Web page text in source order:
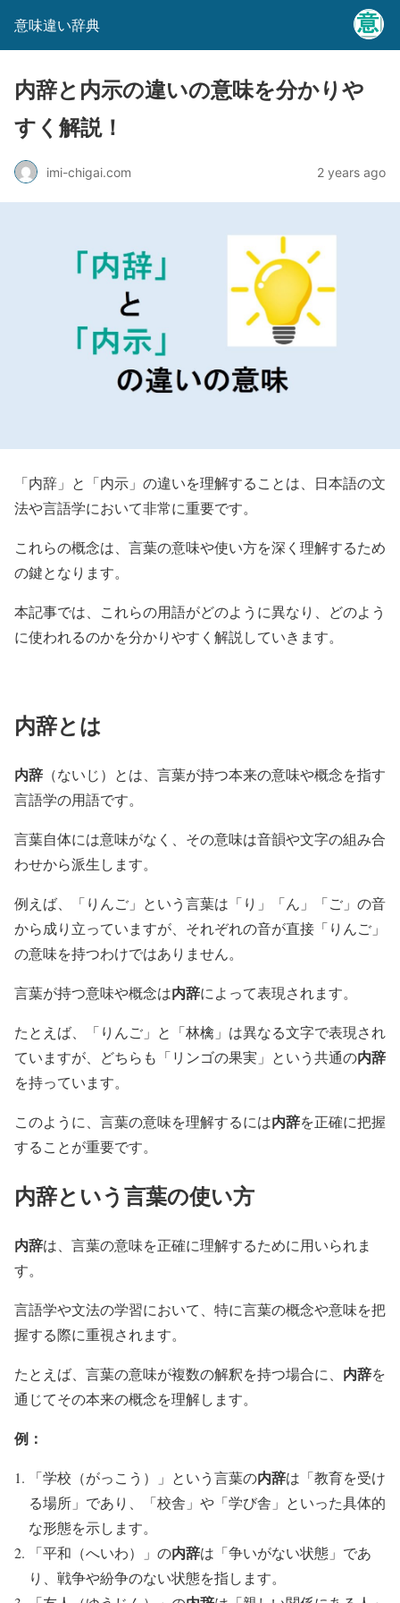
意味違い辞典
内辞と内示の違いの意味を分かりや
すく解説！
imi-chigai.com 2 years ago
「内辞」と「内示」の違いを理解することは、日本語の文
法や言語学において非常に重要です。
これらの概念は、言葉の意味や使い方を深く理解するため
の鍵となります。
本記事では、これらの用語がどのように異なり、どのよう
に使われるのかを分かりやすく解説していきます。
内辞とは
内辞 （ないじ）とは、言葉が持つ本来の意味や概念を指す
言語学の用語です。
言葉自体には意味がなく、その意味は音韻や文字の組み合
わせから派生します。
例えば、「りんご」という言葉は「り」「ん」「ご」の音
から成り立っていますが、それぞれの音が直接「りんご」
の意味を持つわけではありません。
言葉が持つ意味や概念は内辞によって表現されます。
たとえば、「りんご」と「林檎」は異なる文字で表現され
ていますが、どちらも「リンゴの果実」という共通の内辞
を持っています。
このように、言葉の意味を理解するには内辞を正確に把握
することが重要です。
内辞という言葉の使い方
内辞は、言葉の意味を正確に理解するために用いられま
す。
言語学や文法の学習において、特に言葉の概念や意味を把
握する際に重視されます。
たとえば、言葉の意味が複数の解釈を持つ場合に、 内辞を
通じてその本来の概念を理解します。
例：
「学校（がっこう）」という言葉の内辞は「教育を受け
る場所」であり、「校舎」や「学び舎」といった具体的
な形態を示します。
「平和（へいわ）」の内辞は「争いがない状態」であ
り、戦争や紛争のない状態を指します。